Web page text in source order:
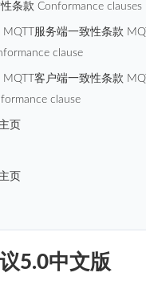
条款 Conformance clauses
MQTT服务端一致性条款
clause
MQTT客户端一致性条款
clause
页
页
5.0中文版